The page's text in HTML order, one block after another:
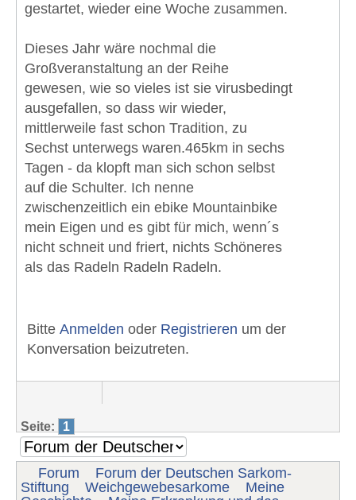
gestartet, wieder eine Woche zusammen.
Dieses Jahr wäre nochmal die
Großveranstaltung an der Reihe
gewesen, wie so vieles ist sie virusbedingt
ausgefallen, so dass wir wieder,
mittlerweile fast schon Tradition, zu
Sechst unterwegs waren.465km in sechs
Tagen - da klopft man sich schon selbst
auf die Schulter. Ich nenne
zwischenzeitlich ein ebike Mountainbike
mein Eigen und es gibt für mich, wenn´s
nicht schneit und friert, nichts Schöneres
als das Radeln Radeln Radeln.
Bitte Anmelden oder Registrieren um der
Konversation beizutreten.
Seite: 1
Forum
Forum der Deutschen Sarkom-
Stiftung
Weichgewebesarkome
Meine